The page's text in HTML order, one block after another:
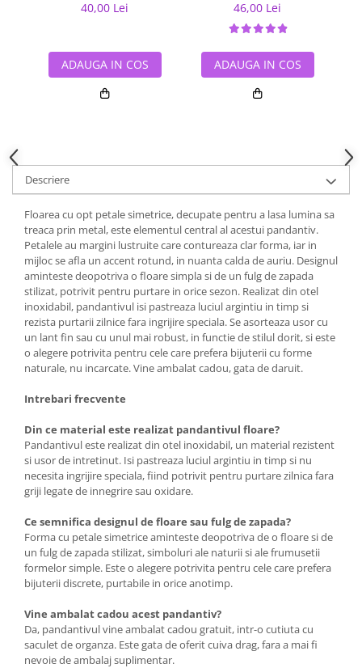
40,00 Lei
ADAUGA IN COS
46,00 Lei
ADAUGA IN COS
Descriere
Floarea cu opt petale simetrice, decupate pentru a lasa lumina sa
treaca prin metal, este elementul central al acestui pandantiv.
Petalele au margini lustruite care contureaza clar forma, iar in
mijloc se afla un accent rotund, in nuanta calda de auriu. Designul
aminteste deopotriva o floare simpla si de un fulg de zapada
stilizat, potrivit pentru purtare in orice sezon. Realizat din otel
inoxidabil, pandantivul isi pastreaza luciul argintiu in timp si
rezista purtarii zilnice fara ingrijire speciala. Se asorteaza usor cu
un lant fin sau cu unul mai robust, in functie de stilul dorit, si este
o alegere potrivita pentru cele care prefera bijuterii cu forme
naturale, nu incarcate. Vine ambalat cadou, gata de daruit.
Intrebari frecvente
Din ce material este realizat pandantivul floare?
Pandantivul este realizat din otel inoxidabil, un material rezistent
si usor de intretinut. Isi pastreaza luciul argintiu in timp si nu
necesita ingrijire speciala, fiind potrivit pentru purtare zilnica fara
griji legate de innegrire sau oxidare.
Ce semnifica designul de floare sau fulg de zapada?
Forma cu petale simetrice aminteste deopotriva de o floare si de
un fulg de zapada stilizat, simboluri ale naturii si ale frumusetii
formelor simple. Este o alegere potrivita pentru cele care prefera
bijuterii discrete, purtabile in orice anotimp.
Vine ambalat cadou acest pandantiv?
Da, pandantivul vine ambalat cadou gratuit, intr-o cutiuta cu
saculet de organza. Este gata de oferit cuiva drag, fara a mai fi
nevoie de ambalaj suplimentar.